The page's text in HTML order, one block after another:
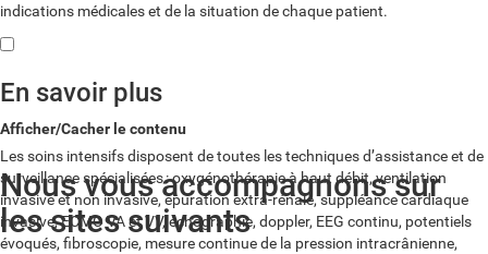
indications médicales et de la situation de chaque patient.
En savoir plus
Afficher/Cacher le contenu
Les soins intensifs disposent de toutes les techniques d’assistance et de
surveillance spécialisées: oxygénothérapie à haut débit, ventilation
invasive et non invasive, épuration extra-rénale, suppléance cardiaque
invasive, ECMO VA et VV, échographie, doppler, EEG continu, potentiels
évoqués, fibroscopie, mesure continue de la pression intracrânienne,
Nous vous accompagnons sur
les sites suivants